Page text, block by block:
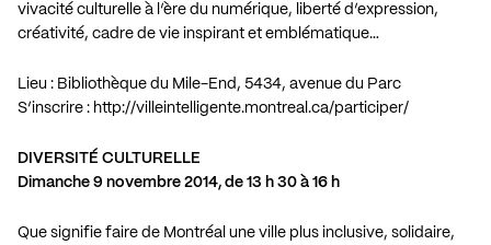
vivacité culturelle à l’ère du numérique, liberté d’expression,
créativité, cadre de vie inspirant et emblématique…
Lieu : Bibliothèque du Mile-End, 5434, avenue du Parc
S’inscrire : http://villeintelligente.montreal.ca/participer/
DIVERSITÉ CULTURELLE
Dimanche 9 novembre 2014, de 13 h 30 à 16 h
Que signifie faire de Montréal une ville plus inclusive, solidaire,